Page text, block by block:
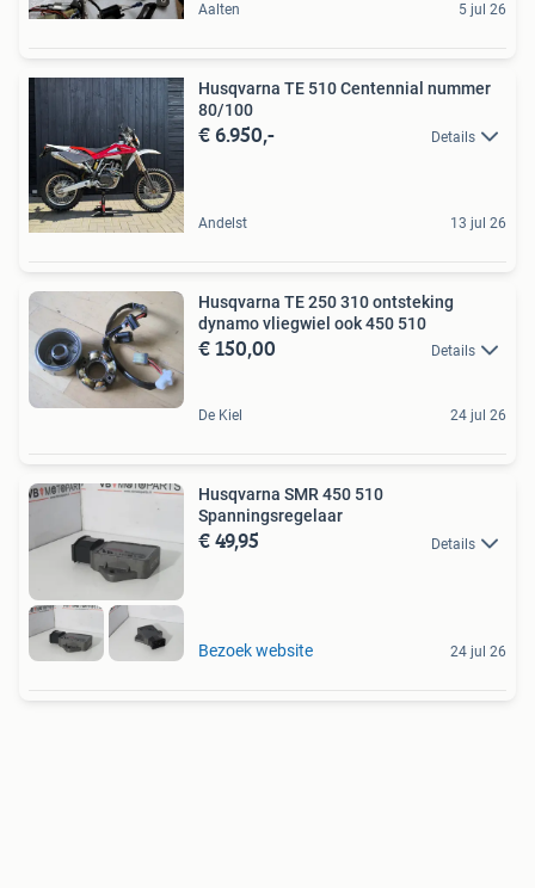
Aalten 5 jul 26
Husqvarna TE 510 Centennial nummer
80/100
€ 6.950,- Details
Andelst 13 jul 26
Husqvarna TE 250 310 ontsteking
dynamo vliegwiel ook 450 510
€ 150,00 Details
De Kiel 24 jul 26
Husqvarna SMR 450 510
Spanningsregelaar
€ 49,95 Details
Bezoek website 24 jul 26